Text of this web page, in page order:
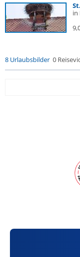
in
8 Urlaubsbilder 0